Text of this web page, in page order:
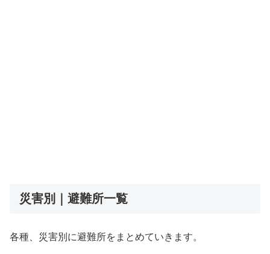
災害別｜避難所一覧
各種、災害別に避難所をまとめていきます。